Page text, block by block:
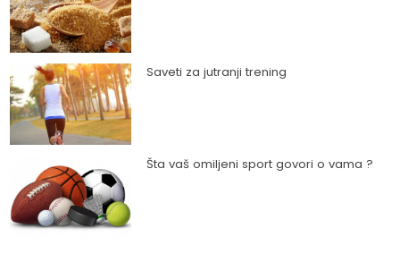
Saveti za jutranji trening
Šta vaš omiljeni sport govori o vama ?